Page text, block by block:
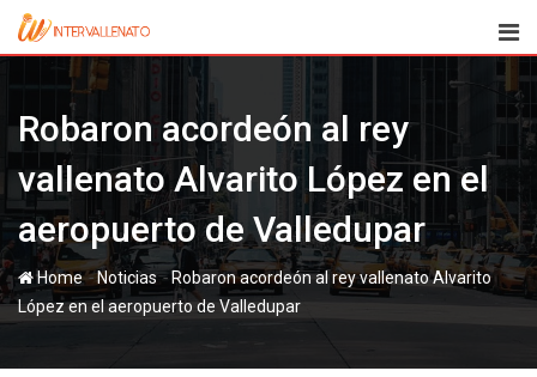
Skip
Robaron acordeón al rey
vallenato Alvarito López en el
aeropuerto de Valledupar
Home-Noticias-Robaron acordeón al rey vallenato Alvarito
López en el aeropuerto de Valledupar